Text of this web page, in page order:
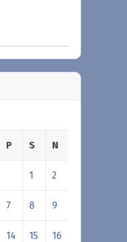
P S N
1 2
7 8 9
14 15 16